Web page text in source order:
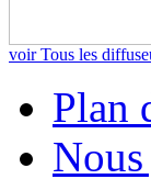
voir Tous les
Plan